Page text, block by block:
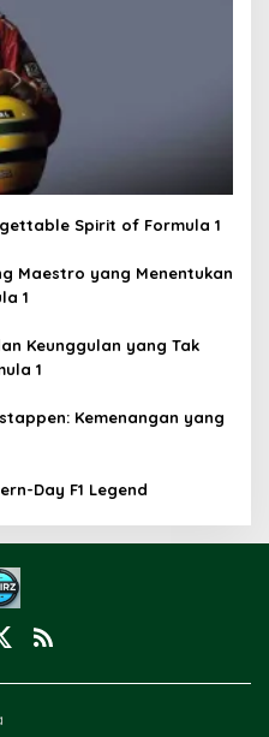
Spirit of Formula 1
Maestro yang Menentukan
1
Keunggulan yang Tak
1
Kemenangan yang
Day F1 Legend